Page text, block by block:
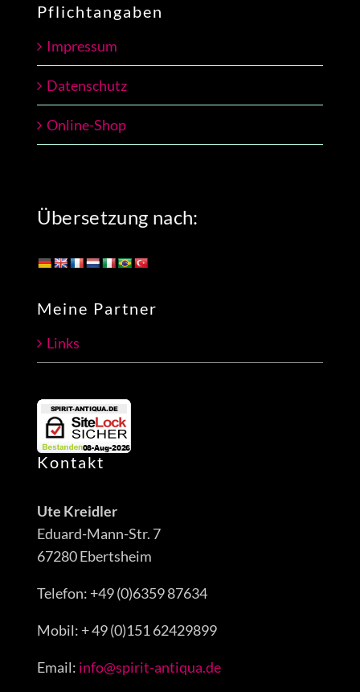
Pflichtangaben
Impressum
Datenschutz
Online-Shop
Übersetzung nach:
Meine Partner
Links
Kontakt
Ute Kreidler
Eduard-Mann-Str. 7
67280 Ebertsheim
Telefon: +49 (0)6359 87634
Mobil: + 49 (0)151 62429899
Email: info@spirit-antiqua.de